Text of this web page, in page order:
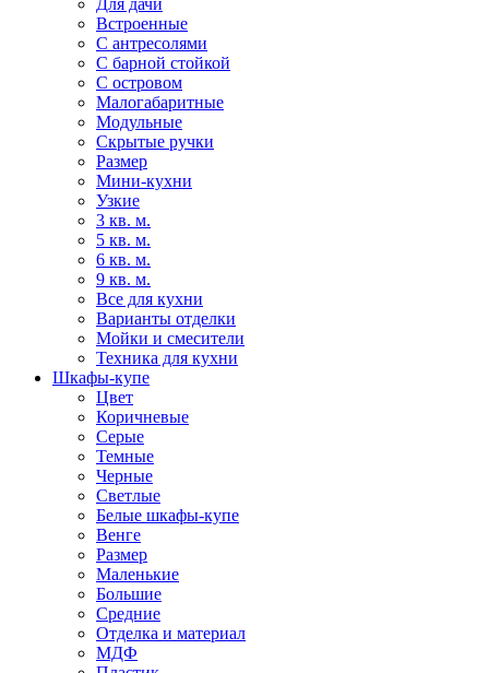
Для дачи
Встроенные
С антресолями
С барной стойкой
С островом
Малогабаритные
Модульные
Скрытые ручки
Размер
Мини-кухни
Узкие
3 кв. м.
5 кв. м.
6 кв. м.
9 кв. м.
Все для кухни
Варианты отделки
Мойки и смесители
Техника для кухни
Шкафы-купе
Цвет
Коричневые
Серые
Темные
Черные
Светлые
Белые шкафы-купе
Венге
Размер
Маленькие
Большие
Средние
Отделка и материал
МДФ